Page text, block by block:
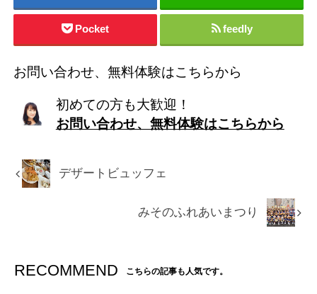
Pocket feedly
お問い合わせ、無料体験はこちらから
初めての方も大歓迎！
お問い合わせ、無料体験はこちらから
デザートビュッフェ
みそのふれあいまつり
RECOMMEND こちらの記事も人気です。